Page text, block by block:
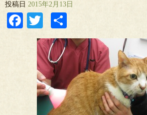
投稿日 2015年2月13日
Facebook
Twitter
有